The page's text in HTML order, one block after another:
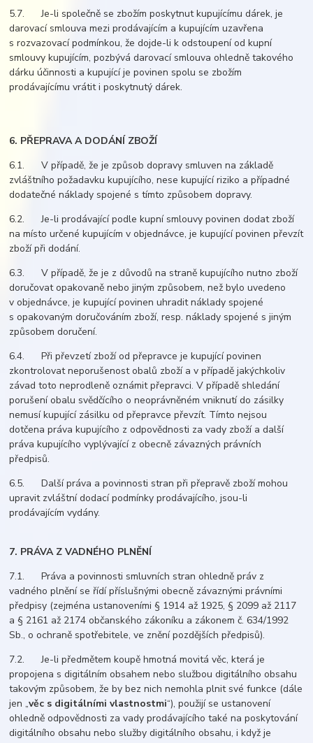
5.7. Je-li společně se zbožím poskytnut kupujícímu dárek, je
darovací smlouva mezi prodávajícím a kupujícím uzavřena
s rozvazovací podmínkou, že dojde-li k odstoupení od kupní
smlouvy kupujícím, pozbývá darovací smlouva ohledně takového
dárku účinnosti a kupující je povinen spolu se zbožím
prodávajícímu vrátit i poskytnutý dárek.
6. PŘEPRAVA A DODÁNÍ ZBOŽÍ
6.1. V případě, že je způsob dopravy smluven na základě
zvláštního požadavku kupujícího, nese kupující riziko a případné
dodatečné náklady spojené s tímto způsobem dopravy.
6.2. Je-li prodávající podle kupní smlouvy povinen dodat zboží
na místo určené kupujícím v objednávce, je kupující povinen převzít
zboží při dodání.
6.3. V případě, že je z důvodů na straně kupujícího nutno zboží
doručovat opakovaně nebo jiným způsobem, než bylo uvedeno
v objednávce, je kupující povinen uhradit náklady spojené
s opakovaným doručováním zboží, resp. náklady spojené s jiným
způsobem doručení.
6.4. Při převzetí zboží od přepravce je kupující povinen
zkontrolovat neporušenost obalů zboží a v případě jakýchkoliv
závad toto neprodleně oznámit přepravci. V případě shledání
porušení obalu svědčícího o neoprávněném vniknutí do zásilky
nemusí kupující zásilku od přepravce převzít. Tímto nejsou
dotčena práva kupujícího z odpovědnosti za vady zboží a další
práva kupujícího vyplývající z obecně závazných právních
předpisů.
6.5. Další práva a povinnosti stran při přepravě zboží mohou
upravit zvláštní dodací podmínky prodávajícího, jsou-li
prodávajícím vydány.
7. PRÁVA Z VADNÉHO PLNĚNÍ
7.1. Práva a povinnosti smluvních stran ohledně práv z
vadného plnění se řídí příslušnými obecně závaznými právními
předpisy (zejména ustanoveními § 1914 až 1925, § 2099 až 2117
a § 2161 až 2174 občanského zákoníku a zákonem č. 634/1992
Sb., o ochraně spotřebitele, ve znění pozdějších předpisů).
7.2. Je-li předmětem koupě hmotná movitá věc, která je
propojena s digitálním obsahem nebo službou digitálního obsahu
takovým způsobem, že by bez nich nemohla plnit své funkce (dále
jen „věc s digitálními vlastnostmi“), použijí se ustanovení
ohledně odpovědnosti za vady prodávajícího také na poskytování
digitálního obsahu nebo služby digitálního obsahu, i když je